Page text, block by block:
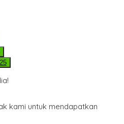
kami untuk mendapatkan